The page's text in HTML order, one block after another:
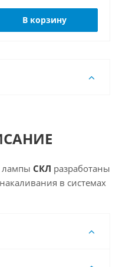
В корзину
лампы СКЛ разработаны
в системах